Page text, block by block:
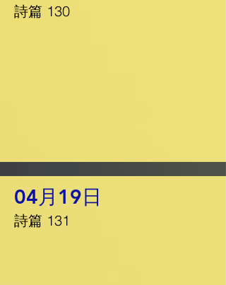
詩篇 130
04月19日
詩篇 131